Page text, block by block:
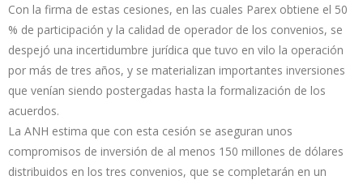
Con la firma de estas cesiones, en las cuales Parex obtiene el 50
% de participación y la calidad de operador de los convenios, se
despejó una incertidumbre jurídica que tuvo en vilo la operación
por más de tres años, y se materializan importantes inversiones
que venían siendo postergadas hasta la formalización de los
acuerdos.
La ANH estima que con esta cesión se aseguran unos
compromisos de inversión de al menos 150 millones de dólares
distribuidos en los tres convenios, que se completarán en un